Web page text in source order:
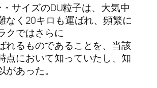
サイズのDU粒子は、大気中
なく20キロも運ばれ、頻繁に
クではさらに
れるものであることを、当該
点において知っていたし、知
があった。